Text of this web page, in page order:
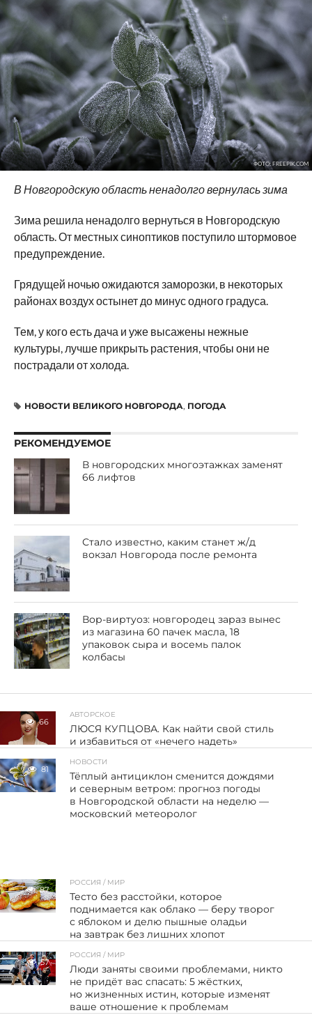
ФОТО: FREEPIK.COM
В Новгородскую область ненадолго вернулась зима
Зима решила ненадолго вернуться в Новгородскую
область. От местных синоптиков поступило штормовое
предупреждение.
Грядущей ночью ожидаются заморозки, в некоторых
районах воздух остынет до минус одного градуса.
Тем, у кого есть дача и уже высажены нежные
культуры, лучше прикрыть растения, чтобы они не
пострадали от холода.
НОВОСТИ ВЕЛИКОГО НОВГОРОДА, ПОГОДА
РЕКОМЕНДУЕМОЕ
В новгородских многоэтажках заменят
66 лифтов
Стало известно, каким станет ж/д
вокзал Новгорода после ремонта
Вор-виртуоз: новгородец зараз вынес
из магазина 60 пачек масла, 18
упаковок сыра и восемь палок
колбасы
66
АВТОРСКОЕ
ЛЮСЯ КУПЦОВА. Как найти свой стиль
и избавиться от «нечего надеть»
81
НОВОСТИ
Тёплый антициклон сменится дождями
и северным ветром: прогноз погоды
в Новгородской области на неделю —
московский метеоролог
87
РОССИЯ / МИР
Тесто без расстойки, которое
поднимается как облако — беру творог
с яблоком и делю пышные оладьи
на завтрак без лишних хлопот
57
РОССИЯ / МИР
Люди заняты своими проблемами, никто
не придёт вас спасать: 5 жёстких,
но жизненных истин, которые изменят
ваше отношение к проблемам